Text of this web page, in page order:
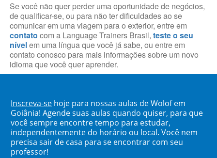
Se você não quer perder uma oportunidade de negócios,
de qualificar-se, ou para não ter dificuldades ao se
comunicar em uma viagem para o exterior, entre em
contato com a Language Trainers Brasil, teste o seu
nívelem uma língua que você já sabe, ou entre em
contato conosco para mais informações sobre um novo
idioma que você quer aprender.
Inscreva-se hoje para nossas aulas de Wolof em
Goiânia! Agende suas aulas quando quiser, para que
você sempre encontre tempo para estudar,
independentemente do horário ou local. Você nem
precisa sair de casa para se encontrar com seu
professor!